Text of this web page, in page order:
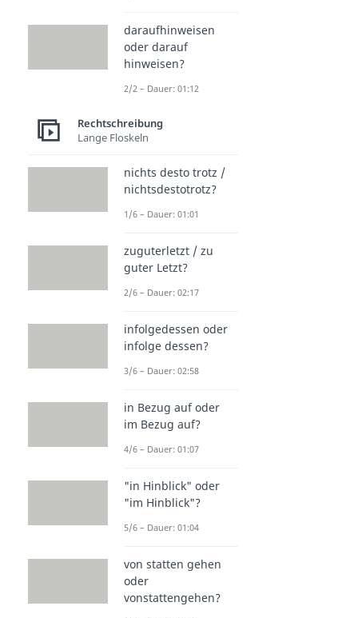
daraufhinweisen
oder darauf
hinweisen?
2/2 – Dauer: 01:12
Rechtschreibung
Lange Floskeln
nichts desto trotz /
nichtsdestotrotz?
1/6 – Dauer: 01:01
zuguterletzt / zu
guter Letzt?
2/6 – Dauer: 02:17
infolgedessen oder
infolge dessen?
3/6 – Dauer: 02:58
in Bezug auf oder
im Bezug auf?
4/6 – Dauer: 01:07
"in Hinblick" oder
"im Hinblick"?
5/6 – Dauer: 01:04
von statten gehen
oder
vonstattengehen?